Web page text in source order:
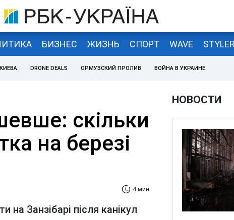
БИЗНЕС ЖИЗНЬ СПОРТ WAVE STYLER
DRONE DEALS ОРМУЗСКИЙ ПРОЛИВ ВОЙНА В УКРАИНЕ
скільки
на березі
4 мин
Занзібарі після канікул
НОВОСТИ